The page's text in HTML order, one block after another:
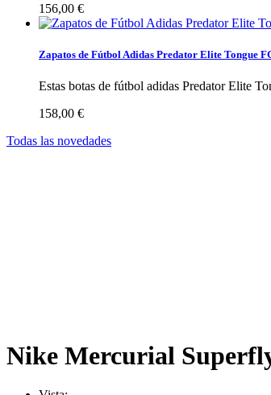
156,00 €
Zapatos de Fútbol Adidas Predator Elite Tongue
Estas botas de fútbol adidas Predator Elite
158,00 €
Todas las novedades
Nike Mercurial